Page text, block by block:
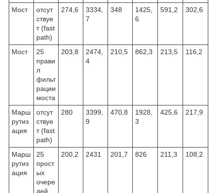
Мост
отсут
ствуе
т (fast
path)
274,6
3334,
7
348
1425,
6
591,2 302,6
Мост
25
прави
л
фильт
рации
моста
203,8
2474,
4
210,5 862,3 213,5 116,2
Марш
рутиз
ация
отсут
ствуе
т (fast
path)
280
3399,
9
470,8
1928,
3
425,6 217,9
Марш
рутиз
ация
25
прост
ых
очере
дей
200,2 2431 201,7 826 211,3 108,2